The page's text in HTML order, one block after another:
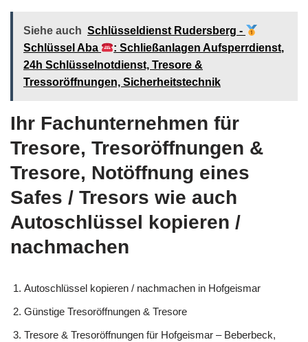
Siehe auch Schlüsseldienst Rudersberg -
Schlüssel Aba
: Schließanlagen Aufsperrdienst,
24h Schlüsselnotdienst, Tresore &
Tressoröffnungen, Sicherheitstechnik
Ihr Fachunternehmen für
Tresore, Tresoröffnungen &
Tresore, Notöffnung eines
Safes / Tresors wie auch
Autoschlüssel kopieren /
nachmachen
Autoschlüssel kopieren / nachmachen in Hofgeismar
Günstige Tresoröffnungen & Tresore
Tresore & Tresoröffnungen für Hofgeismar – Beberbeck,